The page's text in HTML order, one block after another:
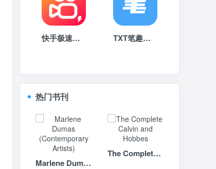
快手极速版下载2023安卓最新版 TXT笔趣阁下载2023安卓最新版
热门书刊
Marlene Dumas (Contemporary Artists)
The Complete Calvin and Hobbes